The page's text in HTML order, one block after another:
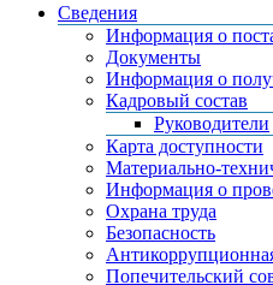
Сведения
Информация о
Документы
Информация о
Кадровый состав
Руководители
Карта доступности
Материально-
Информация о
Охрана труда
Безопасность
Попечительский